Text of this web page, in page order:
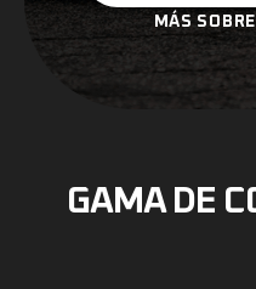
MÁS
GAMA DE